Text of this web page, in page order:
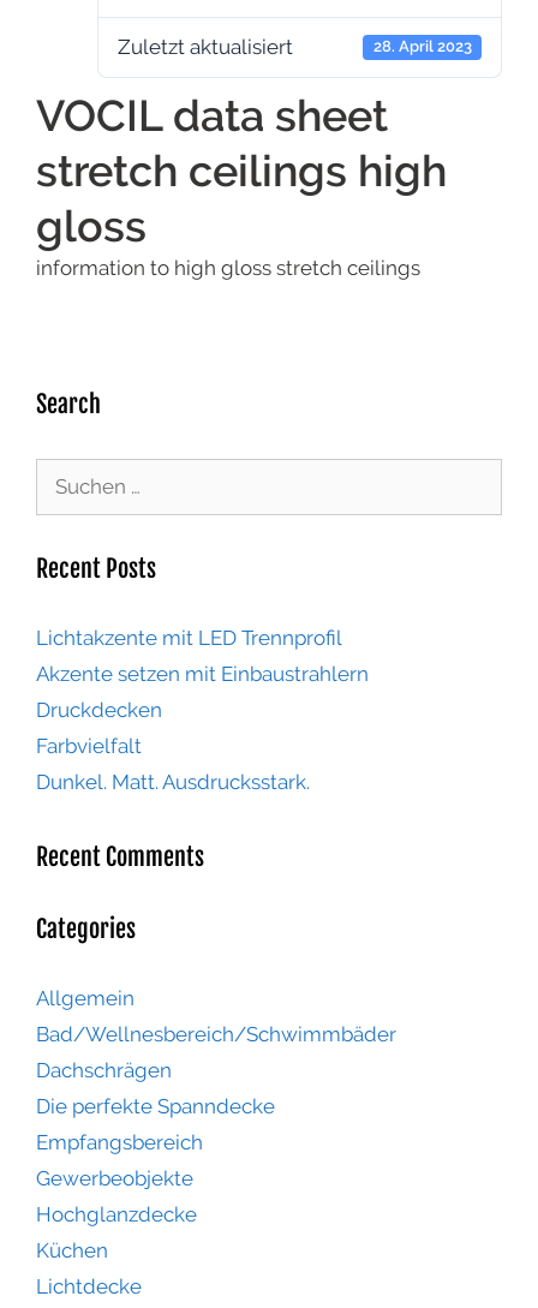
Zuletzt aktualisiert 28. April 2023
VOCIL data sheet
stretch ceilings high
gloss
information to high gloss stretch ceilings
Search
Recent Posts
Lichtakzente mit LED Trennprofil
Akzente setzen mit Einbaustrahlern
Druckdecken
Farbvielfalt
Dunkel. Matt. Ausdrucksstark.
Recent Comments
Categories
Allgemein
Bad/Wellnesbereich/Schwimmbäder
Dachschrägen
Die perfekte Spanndecke
Empfangsbereich
Gewerbeobjekte
Hochglanzdecke
Küchen
Lichtdecke